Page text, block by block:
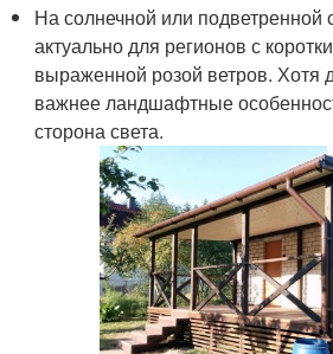
На солнечной или подветренной
актуально для регионов с
выраженной розой ветров.
важнее ландшафтные
сторона света.